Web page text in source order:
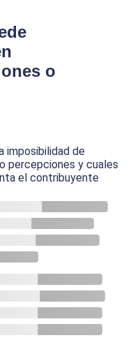
o
imposibilidad de
percepciones y cuales
el contribuyente